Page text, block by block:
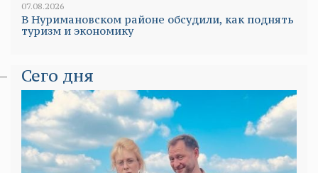
07.08.2026
В Нуримановском районе обсудили, как поднять
туризм и экономику
Сего дня